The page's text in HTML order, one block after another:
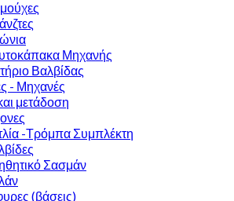
Μηχανής
Βαλβίδας
- Μηχανές
μετάδοση
-Τρόμπα Συμπλέκτη
Σασμάν
(βάσεις)